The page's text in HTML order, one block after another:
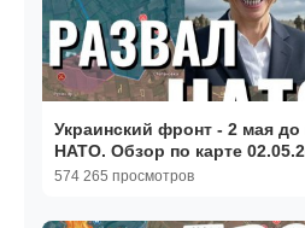
Украинский фронт - 2 мая
НАТО. Обзор по карте
574 265 просмотров